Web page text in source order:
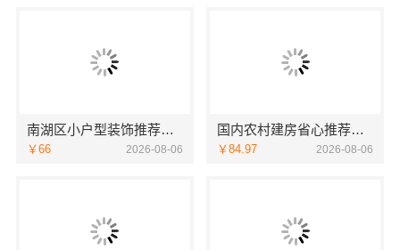
南湖区小户型装饰推荐嘉兴锦居装饰材料有限公司
￥66 2026-08-06
国内农村建房省心推荐中蓝建投北京建设有限公司四川
￥84.97 2026-08-06